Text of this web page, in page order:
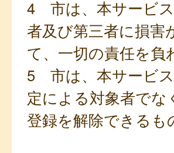
4 市は、本サービ
者及び第三者に損害
て、一切の責任を
5 市は、本サービ
定による対象者で
登録を解除できるも